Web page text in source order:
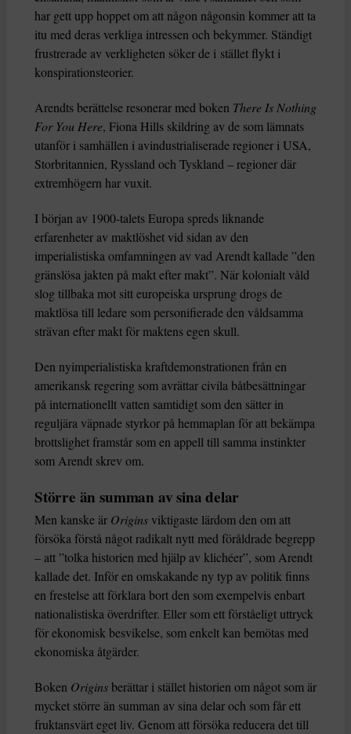
har gett upp hoppet om att någon någonsin kommer att ta
itu med deras verkliga intressen och bekymmer. Ständigt
frustrerade av verkligheten söker de i stället flykt i
konspirationsteorier.
Arendts berättelse resonerar med boken There Is Nothing
For You Here, Fiona Hills skildring av de som lämnats
utanför i samhällen i avindustrialiserade regioner i USA,
Storbritannien, Ryssland och Tyskland – regioner där
extremhögern har vuxit.
I början av 1900-talets Europa spreds liknande
erfarenheter av maktlöshet vid sidan av den
imperialistiska omfamningen av vad Arendt kallade ”den
gränslösa jakten på makt efter makt”. När kolonialt våld
slog tillbaka mot sitt europeiska ursprung drogs de
maktlösa till ledare som personifierade den våldsamma
strävan efter makt för maktens egen skull.
Den nyimperialistiska kraftdemonstrationen från en
amerikansk regering som avrättar civila båtbesättningar
på internationellt vatten samtidigt som den sätter in
reguljära väpnade styrkor på hemmaplan för att bekämpa
brottslighet framstår som en appell till samma instinkter
som Arendt skrev om.
Större än summan av sina delar
Men kanske är Origins viktigaste lärdom den om att
försöka förstå något radikalt nytt med föråldrade begrepp
– att ”tolka historien med hjälp av klichéer”, som Arendt
kallade det. Inför en omskakande ny typ av politik finns
en frestelse att förklara bort den som exempelvis enbart
nationalistiska överdrifter. Eller som ett förståeligt uttryck
för ekonomisk besvikelse, som enkelt kan bemötas med
ekonomiska åtgärder.
Boken Originsberättar i stället historien om något som är
mycket större än summan av sina delar och som får ett
fruktansvärt eget liv. Genom att försöka reducera det till